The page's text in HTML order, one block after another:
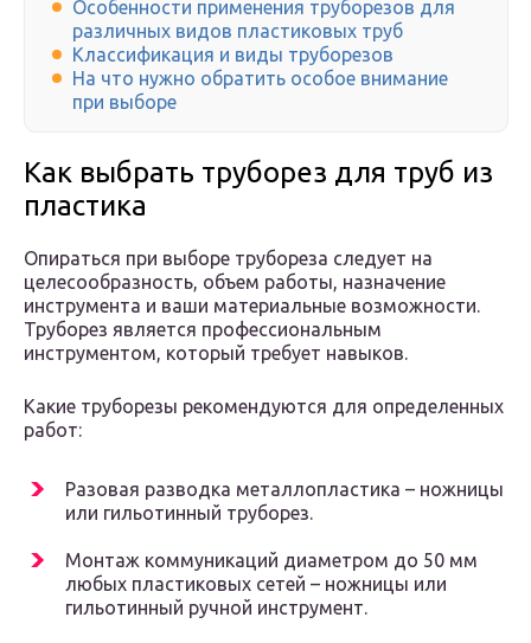
Особенности применения труборезов для
различных видов пластиковых труб
Классификация и виды труборезов
На что нужно обратить особое внимание
при выборе
Как выбрать труборез для труб из
пластика
Опираться при выборе трубореза следует на
целесообразность, объем работы, назначение
инструмента и ваши материальные возможности.
Труборез является профессиональным
инструментом, который требует навыков.
Какие труборезы рекомендуются для определенных
работ:
Разовая разводка металлопластика – ножницы
или гильотинный труборез.
Монтаж коммуникаций диаметром до 50 мм
любых пластиковых сетей – ножницы или
гильотинный ручной инструмент.